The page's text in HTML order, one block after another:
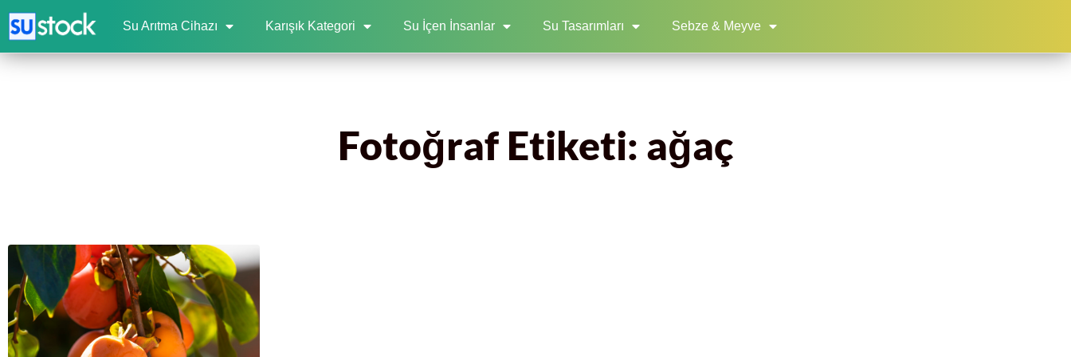
Su Arıtma Cihazı Karışık Kategori Su İçen İnsanlar Su Tasarımları Sebze & Meyve
Fotoğraf Etiketi: ağaç